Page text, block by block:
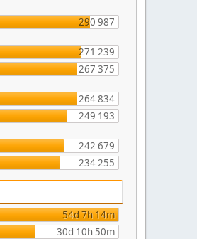
290 987
271 239
267 375
264 834
249 193
242 679
234 255
54d 7h 14m
30d 10h 50m